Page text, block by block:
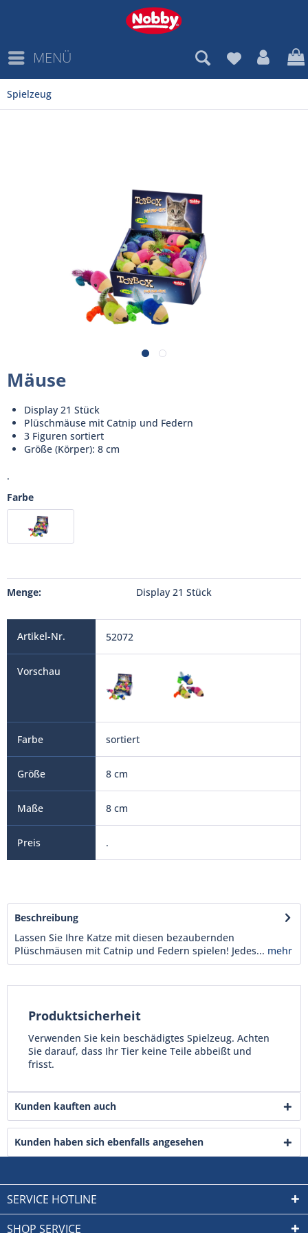
MENÜ
Spielzeug
Mäuse
Display 21 Stück
Plüschmäuse mit Catnip und Federn
3 Figuren sortiert
Größe (Körper): 8 cm
.
Farbe
Menge: Display 21 Stück
52072
sortiert
8 cm
8 cm
.
Beschreibung
Lassen Sie Ihre Katze mit diesen bezaubernden
Plüschmäusen mit Catnip und Federn spielen! Jedes... mehr
Produktsicherheit
Verwenden Sie kein beschädigtes Spielzeug. Achten
Sie darauf, dass Ihr Tier keine Teile abbeißt und
frisst.
Kunden kauften auch
Kunden haben sich ebenfalls angesehen
SERVICE HOTLINE
SHOP SERVICE